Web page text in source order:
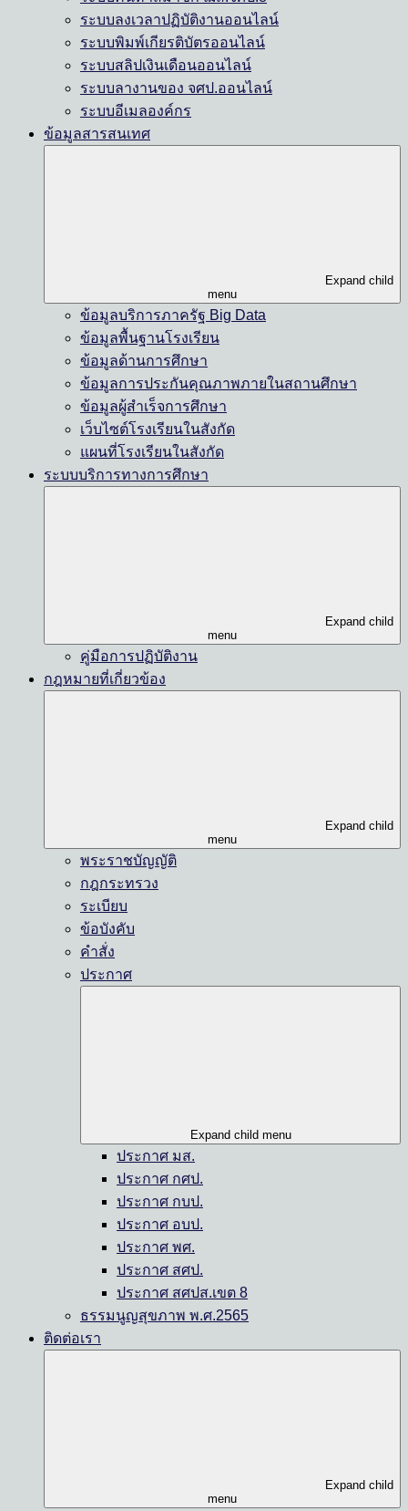
ระบบลงเวลาปฏิบัติงานออนไลน์
ระบบพิมพ์เกียรติบัตรออนไลน์
ระบบสลิปเงินเดือนออนไลน์
ระบบลางานของ จศป.ออนไลน์
ระบบอีเมลองค์กร
ข้อมูลสารสนเทศ
Expand child
menu
ข้อมูลบริการภาครัฐ Big Data
ข้อมูลพื้นฐานโรงเรียน
ข้อมูลด้านการศึกษา
ข้อมูลการประกันคุณภาพภายในสถานศึกษา
ข้อมูลผู้สำเร็จการศึกษา
เว็บไซต์โรงเรียนในสังกัด
แผนที่โรงเรียนในสังกัด
ระบบบริการทางการศึกษา
Expand child
menu
คู่มือการปฏิบัติงาน
กฎหมายที่เกี่ยวข้อง
Expand child
menu
พระราชบัญญัติ
กฎกระทรวง
ระเบียบ
ข้อบังคับ
คำสั่ง
ประกาศ
Expand child menu
ประกาศ มส.
ประกาศ กศป.
ประกาศ กบป.
ประกาศ อบป.
ประกาศ พศ.
ประกาศ สศป.
ประกาศ สศปส.เขต 8
ธรรมนูญสุขภาพ พ.ศ.2565
ติดต่อเรา
Expand child
menu